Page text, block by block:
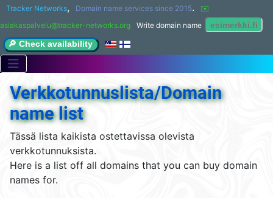
Tracker Networks, Domain name services since 2015.
✉️
asiakaspalvelu@tracker-networks.org
Write domain name
🔎 Check availability
Verkkotunnuslista/Domain
name list
Tässä lista kaikista ostettavissa olevista
verkkotunnuksista.
Here is a list off all domains that you can buy domain
names for.